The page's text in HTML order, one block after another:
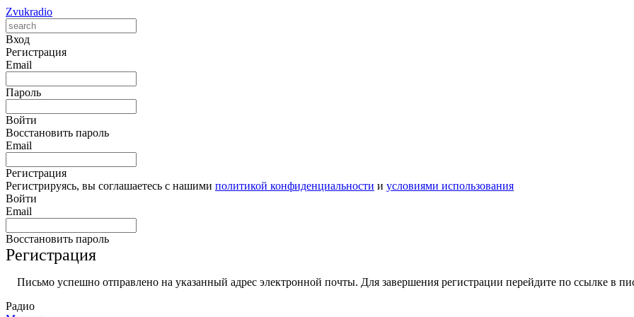
Zvukradio
Вход
Регистрация
Email
Пароль
Войти
Восстановить пароль
Email
Регистрация
Регистрируясь, вы соглашаетесь с нашими политикой конфиденциальности и условиями использования
Войти
Email
Восстановить пароль
Регистрация
Письмо успешно отправлено на указанный адрес электронной почты. Для завершения регистрации перейдите по ссылке в
Радио